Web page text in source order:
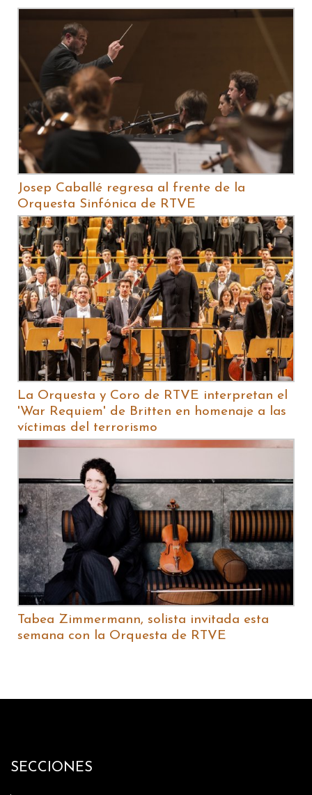
Josep Caballé regresa al frente de la
Orquesta Sinfónica de RTVE
La Orquesta y Coro de RTVE interpretan el
'War Requiem' de Britten en homenaje a las
víctimas del terrorismo
Tabea Zimmermann, solista invitada esta
semana con la Orquesta de RTVE
SECCIONES